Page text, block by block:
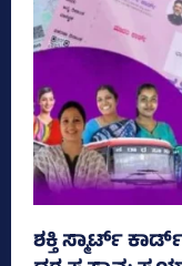
ಶಕ್ತಿ ಸ್ಮಾರ್ಟ್‌